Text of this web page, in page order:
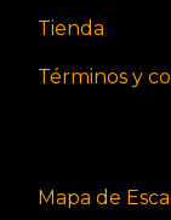
Tienda
Términos y
Mapa de